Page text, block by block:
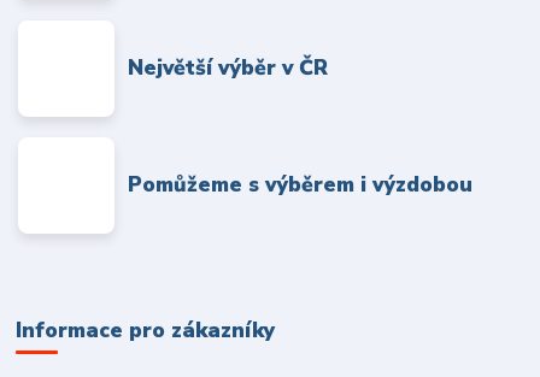
Největší výběr v ČR
Pomůžeme s výběrem i výzdobou
Informace pro zákazníky